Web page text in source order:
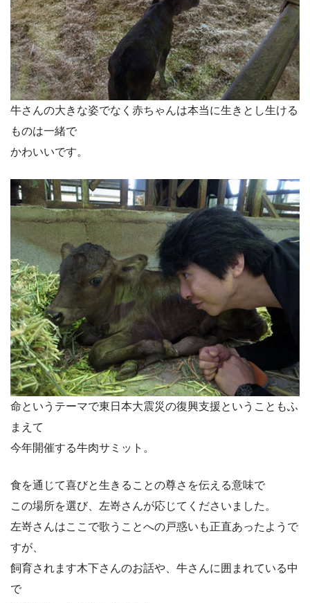
牛さんの大きな姿でなく赤ちゃんは本当に生きとし生ける
ものは一緒で
かわいいです。
命というテーマで東日本大震災の復興支援ということもふ
まえて
今年開催する牛肉サミット。
食を通じて喜びと生きることの尊さを伝える意味で
この場所を選び、左嵜さんが応じてくださいました。
左嵜さんはここで歌うことへの戸惑いも正直あったようで
すが、
飼育されます木下さんのお話や、牛さんに囲まれている中
で